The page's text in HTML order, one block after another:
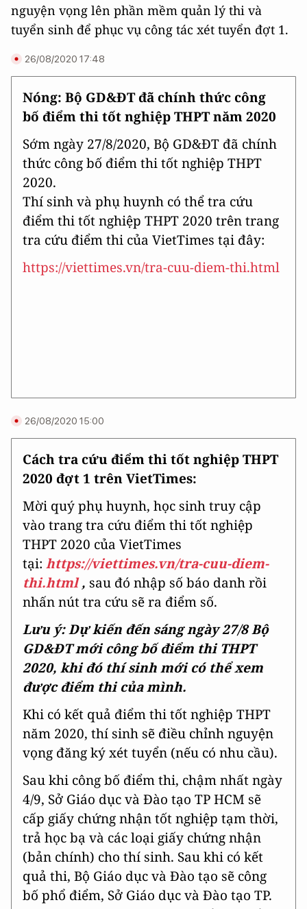
nguyện vọng lên phần mềm quản lý thi và
tuyển sinh để phục vụ công tác xét tuyển đợt 1.
26/08/2020 17:48
Nóng: Bộ GD&ĐT đã chính thức công
bố điểm thi tốt nghiệp THPT năm 2020
Sớm ngày 27/8/2020, Bộ GD&ĐT đã chính
thức công bố điểm thi tốt nghiệp THPT
2020.
Thí sinh và phụ huynh có thể tra cứu
điểm thi tốt nghiệp THPT 2020 trên trang
tra cứu điểm thi của VietTimes tại đây:
https://viettimes.vn/tra-cuu-diem-thi.html
26/08/2020 15:00
Cách tra cứu điểm thi tốt nghiệp THPT
2020 đợt 1 trên VietTimes:
Mời quý phụ huynh, học sinh truy cập
vào trang tra cứu điểm thi tốt nghiệp
THPT 2020 của VietTimes
tại: https://viettimes.vn/tra-cuu-diem-
thi.html, sau đó nhập số báo danh rồi
nhấn nút tra cứu sẽ ra điểm số.
Lưu ý: Dự kiến đến sáng ngày 27/8 Bộ
GD&ĐT mới công bố điểm thi THPT
2020, khi đó thí sinh mới có thể xem
được điểm thi của mình.
Khi có kết quả điểm thi tốt nghiệp THPT
năm 2020, thí sinh sẽ điều chỉnh nguyện
vọng đăng ký xét tuyển (nếu có nhu cầu).
Sau khi công bố điểm thi, chậm nhất ngày
4/9, Sở Giáo dục và Đào tạo TP HCM sẽ
cấp giấy chứng nhận tốt nghiệp tạm thời,
trả học bạ và các loại giấy chứng nhận
(bản chính) cho thí sinh. Sau khi có kết
quả thi, Bộ Giáo dục và Đào tạo sẽ công
bố phổ điểm, Sở Giáo dục và Đào tạo TP.